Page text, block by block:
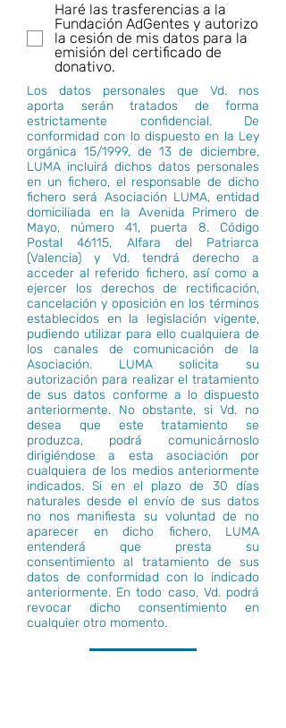
Haré las trasferencias a la
Fundación AdGentes y autorizo
la cesión de mis datos para la
emisión del certificado de
donativo.
Los datos personales que Vd. nos
aporta serán tratados de forma
estrictamente confidencial. De
conformidad con lo dispuesto en la Ley
orgánica 15/1999, de 13 de diciembre,
LUMA incluirá dichos datos personales
en un fichero, el responsable de dicho
fichero será Asociación LUMA, entidad
domiciliada en la Avenida Primero de
Mayo, número 41, puerta 8. Código
Postal 46115, Alfara del Patriarca
(Valencia) y Vd. tendrá derecho a
acceder al referido fichero, así como a
ejercer los derechos de rectificación,
cancelación y oposición en los términos
establecidos en la legislación vigente,
pudiendo utilizar para ello cualquiera de
los canales de comunicación de la
Asociación. LUMA solicita su
autorización para realizar el tratamiento
de sus datos conforme a lo dispuesto
anteriormente. No obstante, si Vd. no
desea que este tratamiento se
produzca, podrá comunicárnoslo
dirigiéndose a esta asociación por
cualquiera de los medios anteriormente
indicados. Si en el plazo de 30 días
naturales desde el envío de sus datos
no nos manifiesta su voluntad de no
aparecer en dicho fichero, LUMA
entenderá que presta su
consentimiento al tratamiento de sus
datos de conformidad con lo indicado
anteriormente. En todo caso, Vd. podrá
revocar dicho consentimiento en
cualquier otro momento.